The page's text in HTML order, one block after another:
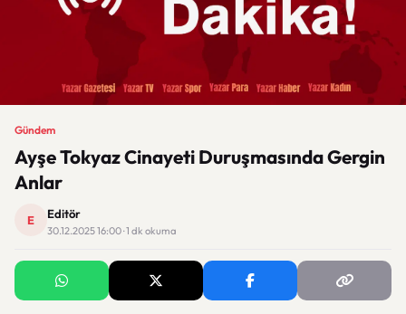
Gündem
Ayşe Tokyaz Cinayeti Duruşmasında Gergin
Anlar
E Editör
30.12.2025 16:00 · 1 dk okuma